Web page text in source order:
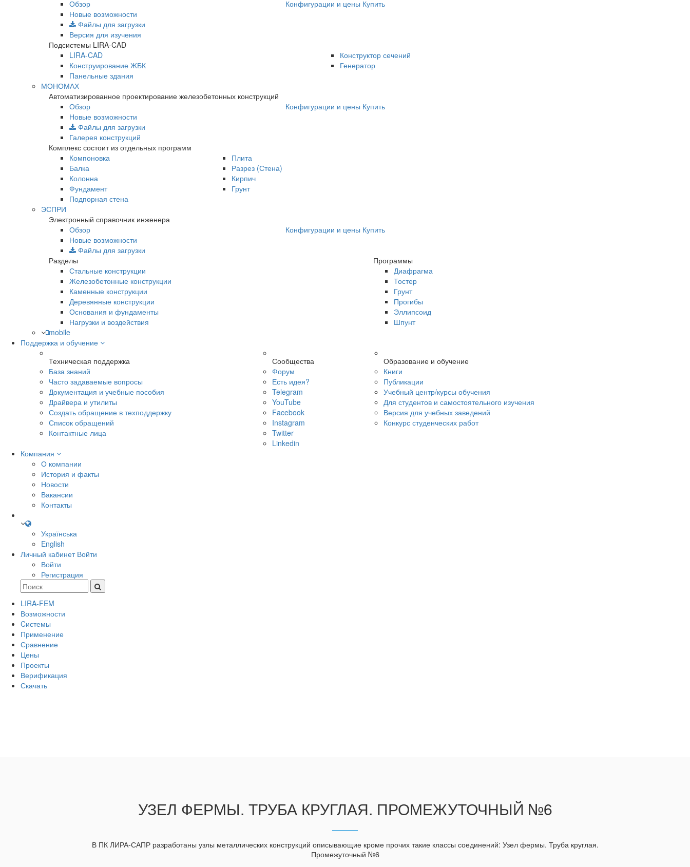
Обзор
Новые возможности
Файлы для загрузки
Версия для изучения
Конфигурации и цены Купить
Подсистемы LIRA-CAD
LIRA-CAD
Конструирование ЖБК
Панельные здания
Конструктор сечений
Генератор
МОНОМАХ
Автоматизированное проектирование железобетонных конструкций
Обзор
Новые возможности
Файлы для загрузки
Галерея конструкций
Конфигурации и цены Купить
Комплекс состоит из отдельных программ
Компоновка
Балка
Колонна
Фундамент
Подпорная стена
Плита
Разрез (Стена)
Кирпич
Грунт
ЭСПРИ
Электронный справочник инженера
Обзор
Новые возможности
Файлы для загрузки
Конфигурации и цены Купить
Разделы
Программы
Стальные конструкции
Железобетонные конструкции
Каменные конструкции
Деревянные конструкции
Основания и фундаменты
Нагрузки и воздействия
Диафрагма
Тостер
Грунт
Прогибы
Эллипсоид
Шпунт
mobile
Поддержка и обучение
Техническая поддержка
База знаний
Часто задаваемые вопросы
Документация и учебные пособия
Драйвера и утилиты
Создать обращение в техподдержку
Список обращений
Контактные лица
Сообщества
Форум
Есть идея?
Telegram
YouTube
Facebook
Instagram
Twitter
Linkedin
Образование и обучение
Книги
Публикации
Учебный центр/курсы обучения
Для студентов и самостоятельного изучения
Версия для учебных заведений
Конкурс студенческих работ
Компания
О компании
История и факты
Новости
Вакансии
Контакты
Українська
English
Личный кабинет Войти
Войти
Регистрация
LIRA-FEM
Возможности
Cистемы
Применение
Сравнение
Цены
Проекты
Верификация
Скачать
УЗЕЛ ФЕРМЫ. ТРУБА КРУГЛАЯ. ПРОМЕЖУТОЧНЫЙ №6
В ПК ЛИРА-САПР разработаны узлы металлических конструкций описывающие кроме прочих такие классы соединений: Узел фермы. Труба круглая.
Промежуточный №6